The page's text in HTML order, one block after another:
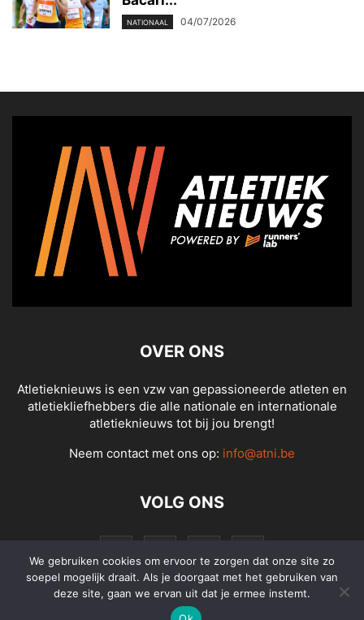
NATIONAAL 04/07/2026
OVER ONS
Atletieknieuws is een vzw van gepassioneerde atleten en
atletiekliefhebbers die alle nationale en internationale
atletieknieuws tot bij jou brengt!
Neem contact met ons op: info@atni.be
VOLG ONS
We gebruiken cookies om ervoor te zorgen dat onze site zo
soepel mogelijk draait. Als je doorgaat met het gebruiken van
deze site, gaan we ervan uit dat je ermee instemt.